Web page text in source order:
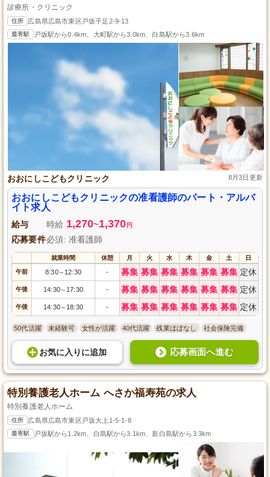
診療所・クリニック
住所 広島県広島市東区戸坂千足2-9-13
最寄駅 戸坂駅から0.4km、大町駅から3.0km、白島駅から3.6km
おおにしこどもクリニック 8月3日更新
おおにしこどもクリニックの准看護師のパート・アルバ
イト求人
給与 時給 1,270~1,370 円
応募要件必須: 准看護師
就業時間 休憩 月 火 水 木 金 土 日
午前 8:30～ 12:30 - 募集 募集 募集 募集 募集 募集 定休
午後 14:30～ 17:30 - 募集 募集 募集 募集 募集 募集 定休
午後 14:30～ 18:30 - 募集 募集 募集 募集 募集 募集 定休
50代活躍 未経験可 女性が活躍 40代活躍 残業ほぼなし 社会保険完備
お気に入り に追加 応募画面へ進む
特別養護老人ホーム へさか福寿苑の求人
特別養護老人ホーム
住所 広島県広島市東区戸坂大上1-5-1-8
最寄駅 戸坂駅から1.2km、白島駅から3.1km、新白島駅から3.3km